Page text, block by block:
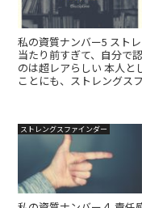
私の資質ナンバー5 スト
当たり前すぎて、自分で
のは超レアらしい 本人と
ことにも、ストレングス
ストレングスファインダー